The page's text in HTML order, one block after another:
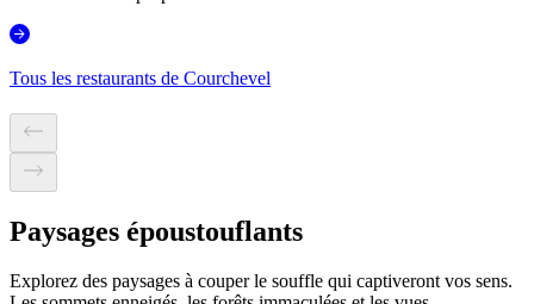
Tous les restaurants de Courchevel
Paysages époustouflants
Explorez des paysages à couper le souffle qui captiveront vos sens.